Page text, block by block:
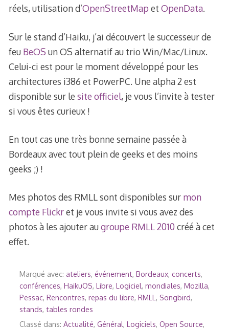
réels, utilisation d’OpenStreetMap et OpenData.
Sur le stand d’Haiku, j’ai découvert le successeur de
feu BeOS un OS alternatif au trio Win/Mac/Linux.
Celui-ci est pour le moment développé pour les
architectures i386 et PowerPC. Une alpha 2 est
disponible sur le site officiel, je vous l’invite à tester
si vous êtes curieux !
En tout cas une très bonne semaine passée à
Bordeaux avec tout plein de geeks et des moins
geeks ;) !
Mes photos des RMLL sont disponibles sur mon
compte Flickret je vous invite si vous avez des
photos à les ajouter augroupe RMLL 2010 créé à cet
effet.
Marqué avec: ateliers, événement, Bordeaux, concerts,
conférences, HaikuOS, Libre, Logiciel, mondiales, Mozilla,
Pessac, Rencontres, repas du libre, RMLL , Songbird,
stands, tables rondes
Classé dans: Actualité, Général, Logiciels, Open Source,